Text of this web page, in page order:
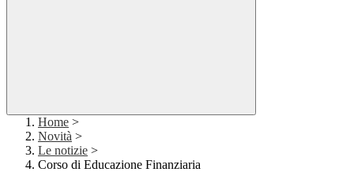
Home >
Novità >
Le notizie >
Corso di Educazione Finanziaria